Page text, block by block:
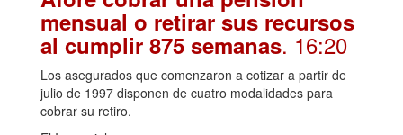
mensual o retirar sus recursos
al cumplir 875 semanas. 16:20
Los asegurados que comenzaron a cotizar a partir de
julio de 1997 disponen de cuatro modalidades para
cobrar su retiro.